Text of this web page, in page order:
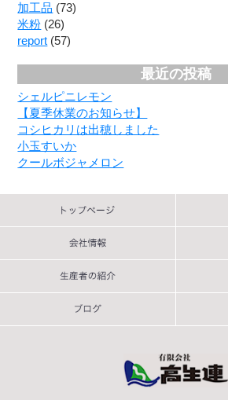
加工品 (73)
米粉 (26)
report (57)
最近の投稿
シェルピニレモン
【夏季休業のお知らせ】
コシヒカリは出穂しました
小玉すいか
クールボジャメロン